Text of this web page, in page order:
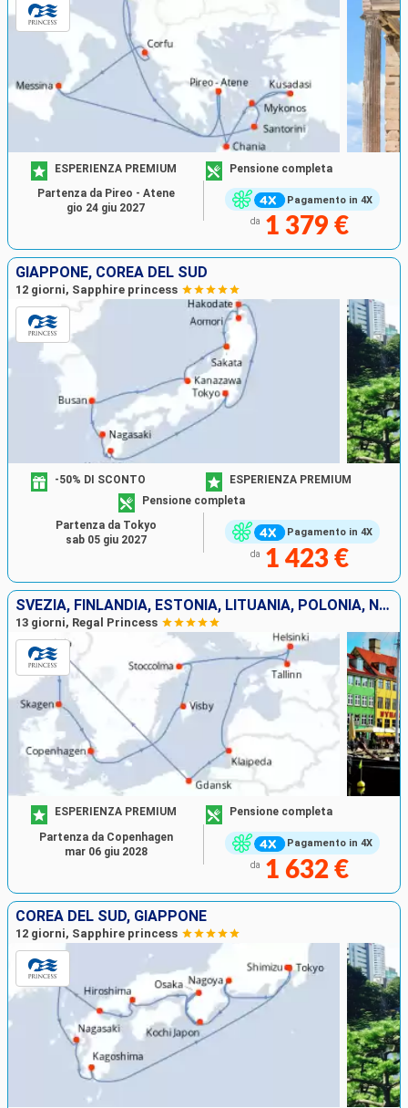
Pagamento in 4X
ESPERIENZA PREMIUM Pensione completa
da 1 379 €
Partenza da Pireo - Atene
gio 24 giu 2027
GIAPPONE, COREA DEL SUD
12 giorni, Sapphire princess
Pagamento in 4X
-50% DI SCONTO
ESPERIENZA PREMIUM
Pensione completa
da 1 423 €
Partenza da Tokyo
sab 05 giu 2027
SVEZIA, FINLANDIA, ESTONIA, LITUANIA, POLONIA, NORVEGIA, DANIMARCA
13 giorni, Regal Princess
Pagamento in 4X
ESPERIENZA PREMIUM Pensione completa
da 1 632 €
Partenza da Copenhagen
mar 06 giu 2028
COREA DEL SUD, GIAPPONE
12 giorni, Sapphire princess